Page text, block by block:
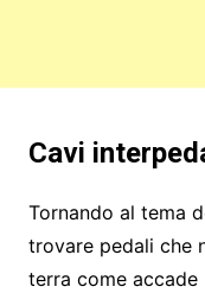
Cavi
Tornando al tema
trovare pedali che
terra come accade